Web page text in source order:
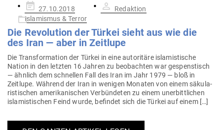
Gepostet
am
27.10.2018
Redaktion
Islamismus & Terror
Die Revo­lution der Türkei sieht aus wie die
des Iran — aber in Zeitlupe
Die Trans­for­mation der Türkei in eine auto­ritäre isla­mis­tische
Nation in den letzten 16 Jahren zu beob­achten war gespens­tisch
— ähnlich dem schnellen Fall des Iran im Jahr 1979 — bloß in
Zeitlupe. Während der Iran in wenigen Monaten von einem säku­la­
ris­ti­schen ame­ri­ka­ni­schen Ver­bün­deten zu einem uner­bitt­lichen
isla­mis­ti­schen Feind wurde, befindet sich die Türkei auf einem […]